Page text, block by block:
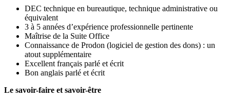
DEC technique en bureautique, technique administrative ou
équivalent
3 à 5 années d’expérience professionnelle pertinente
Maîtrise de la Suite Office
Connaissance de Prodon (logiciel de gestion des dons) : un
atout supplémentaire
Excellent français parlé et écrit
Bon anglais parlé et écrit
Le savoir-faire et savoir-être